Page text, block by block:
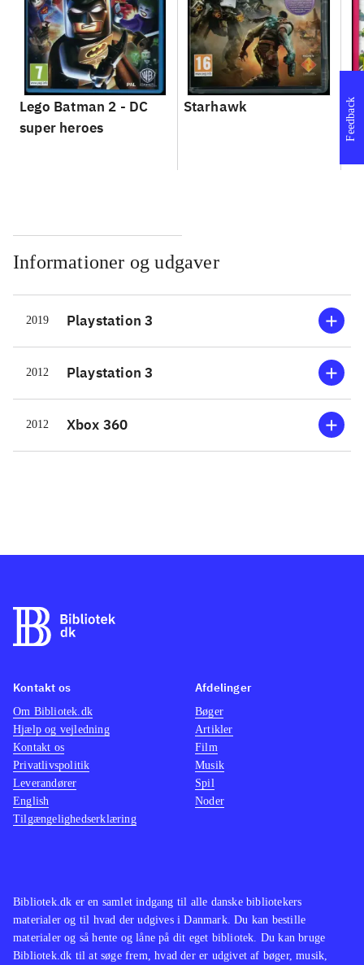
Lego Batman 2 - DC
super heroes
Starhawk
Informationer og udgaver
2019 Playstation 3
2012 Playstation 3
2012 Xbox 360
Feedback
Bibliotek.dk er en samlet indgang til alle danske bibliotekers
materialer og til hvad der udgives i Danmark. Du kan bestille
materialer og så hente og låne på dit eget bibliotek. Du kan bruge
Bibliotek.dk til at søge frem, hvad der er udgivet af bøger, musik,
Kontakt os
Om Bibliotek.dk
Hjælp og vejledning
Kontakt os
Privatlivspolitik
Leverandører
English
Tilgængelighedserklæring
Afdelinger
Bøger
Artikler
Film
Musik
Spil
Noder